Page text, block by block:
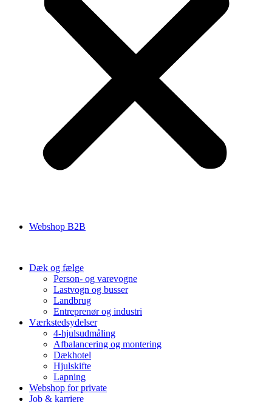
Webshop B2B
Dæk og fælge
Person- og varevogne
Lastvogn og busser
Landbrug
Entreprenør og industri
Værkstedsydelser
4-hjulsudmåling
Afbalancering og montering
Dækhotel
Hjulskifte
Lapning
Webshop for private
Job & karriere